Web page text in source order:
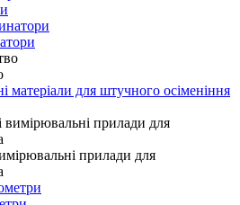
матеріали для штучного осіменіння
прилади для